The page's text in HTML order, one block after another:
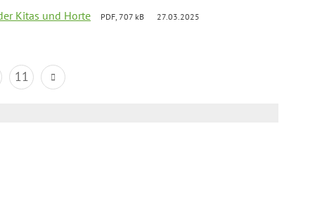
Kitas und Horte PDF, 707 kB 27.03.2025
11